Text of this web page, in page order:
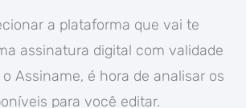
a plataforma que vai te
assinatura digital com validade
Assiname, é hora de analisar os
para você editar.